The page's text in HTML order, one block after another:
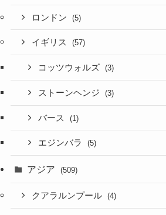
ロンドン (5)
イギリス (57)
コッツウォルズ (3)
ストーンヘンジ (3)
バース (1)
エジンバラ (5)
アジア (509)
クアラルンプール (4)